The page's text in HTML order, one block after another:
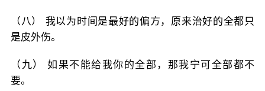
（八） 我以为时间是最好的偏方，原来治好的全都只
是皮外伤。
（九） 如果不能给我你的全部，那我宁可全部都不
要。